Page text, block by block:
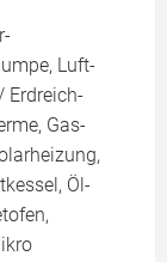
Luft-
Erdreich-
Gas-
Öl-